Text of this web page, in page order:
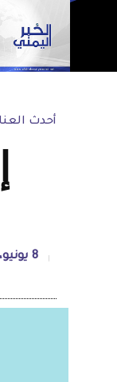
أحدث
8 يونيو، 2026